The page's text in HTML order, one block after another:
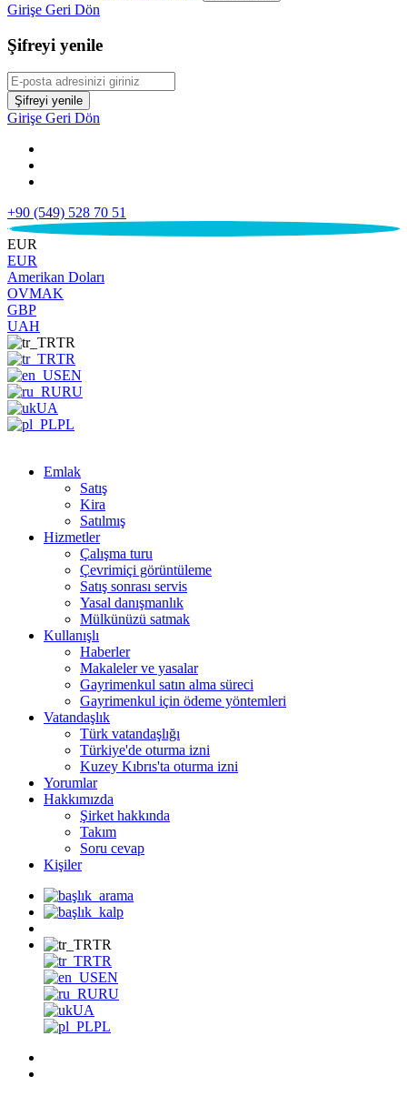
Girişe Geri Dön
Şifreyi yenile
Şifreyi yenile
Girişe Geri Dön
+90 (549) 528 70 51
€
EUR
EUR
Amerikan Doları
OVMAK
GBP
UAH
TR
TR
EN
RU
UA
PL
Emlak
Satış
Kira
Satılmış
Hizmetler
Çalışma turu
Çevrimiçi görüntüleme
Satış sonrası servis
Yasal danışmanlık
Mülkünüzü satmak
Kullanışlı
Haberler
Makaleler ve yasalar
Gayrimenkul satın alma süreci
Gayrimenkul için ödeme yöntemleri
Vatandaşlık
Türk vatandaşlığı
Türkiye'de oturma izni
Kuzey Kıbrıs'ta oturma izni
Yorumlar
Hakkımızda
Şirket hakkında
Takım
Soru cevap
Kişiler
TR
TR
EN
RU
UA
PL